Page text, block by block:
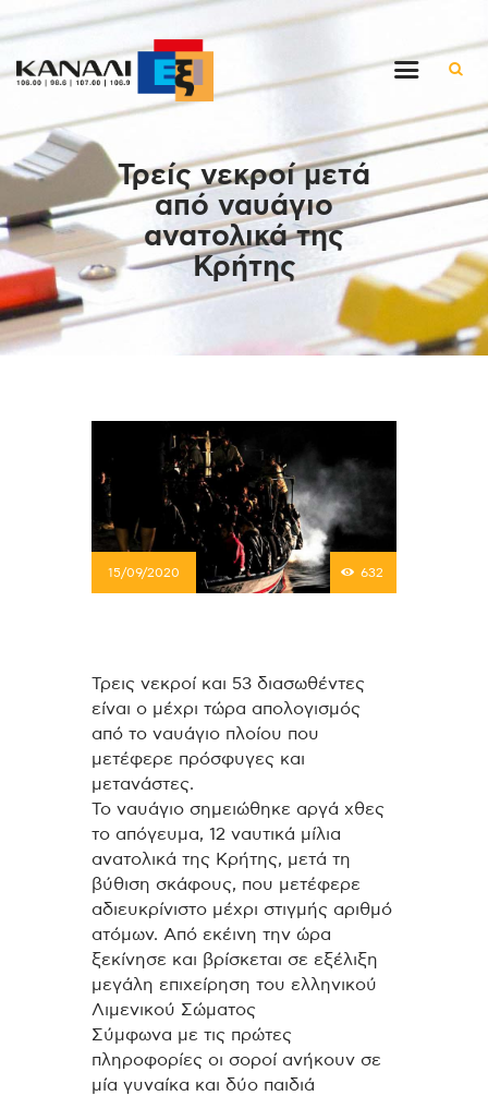
Τρείς νεκροί μετά
από ναυάγιο
ανατολικά της
Κρήτης
Αρχική
Εκπομπές
Στον ρυθμό της μέρας
Ένθετα
Διαγωνισμοί/Live Links
Ποιοι είμαστε
Επικοινωνία
15/09/2020 632
Τρεις νεκροί και 53 διασωθέντες
είναι ο μέχρι τώρα απολογισμός
από το ναυάγιο πλοίου που
μετέφερε πρόσφυγες και
μετανάστες.
Το ναυάγιο σημειώθηκε αργά χθες
το απόγευμα, 12 ναυτικά μίλια
ανατολικά της Κρήτης, μετά τη
βύθιση σκάφους, που μετέφερε
αδιευκρίνιστο μέχρι στιγμής αριθμό
ατόμων. Από εκέινη την ώρα
ξεκίνησε και βρίσκεται σε εξέλιξη
μεγάλη επιχείρηση του ελληνικού
Λιμενικού Σώματος
Σύμφωνα με τις πρώτες
πληροφορίες οι σοροί ανήκουν σε
μία γυναίκα και δύο παιδιά